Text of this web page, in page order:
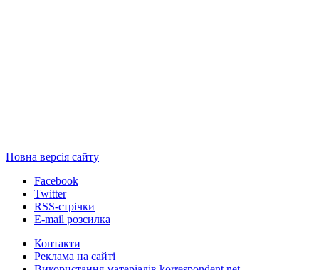
Повна версія сайту
Facebook
Twitter
RSS-стрічки
E-mail розсилка
Контакти
Реклама на сайті